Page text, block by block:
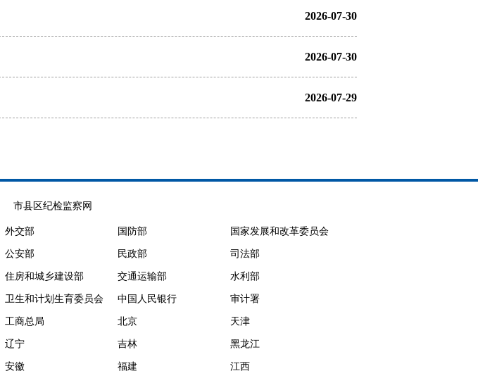
2026-07-30
2026-07-30
2026-07-29
市县区纪检监察网
外交部 国防部 国家发展和改革委员会
公安部 民政部 司法部
住房和城乡建设部 交通运输部 水利部
卫生和计划生育委员会 中国人民银行 审计署
工商总局 北京 天津
辽宁 吉林 黑龙江
安徽 福建 江西